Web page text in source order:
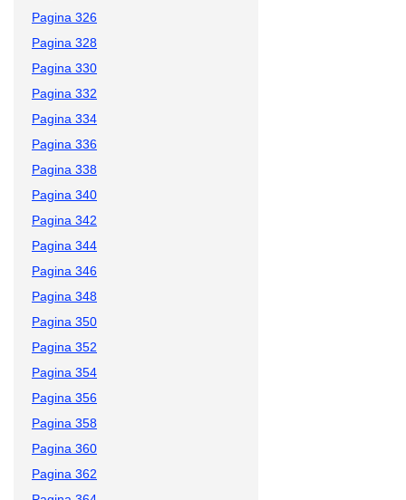
Pagina 326
Pagina 328
Pagina 330
Pagina 332
Pagina 334
Pagina 336
Pagina 338
Pagina 340
Pagina 342
Pagina 344
Pagina 346
Pagina 348
Pagina 350
Pagina 352
Pagina 354
Pagina 356
Pagina 358
Pagina 360
Pagina 362